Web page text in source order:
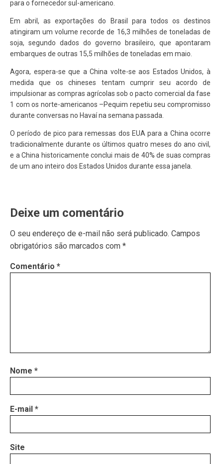
para o fornecedor sul-americano.
Em abril, as exportações do Brasil para todos os destinos
atingiram um volume recorde de 16,3 milhões de toneladas de
soja, segundo dados do governo brasileiro, que apontaram
embarques de outras 15,5 milhões de toneladas em maio.
Agora, espera-se que a China volte-se aos Estados Unidos, à
medida que os chineses tentam cumprir seu acordo de
impulsionar as compras agrícolas sob o pacto comercial da fase
1 com os norte-americanos –Pequim repetiu seu compromisso
durante conversas no Havaí na semana passada.
O período de pico para remessas dos EUA para a China ocorre
tradicionalmente durante os últimos quatro meses do ano civil,
e a China historicamente conclui mais de 40% de suas compras
de um ano inteiro dos Estados Unidos durante essa janela.
Deixe um comentário
O seu endereço de e-mail não será publicado. Campos
obrigatórios são marcados com *
Comentário *
Nome *
E-mail *
Site